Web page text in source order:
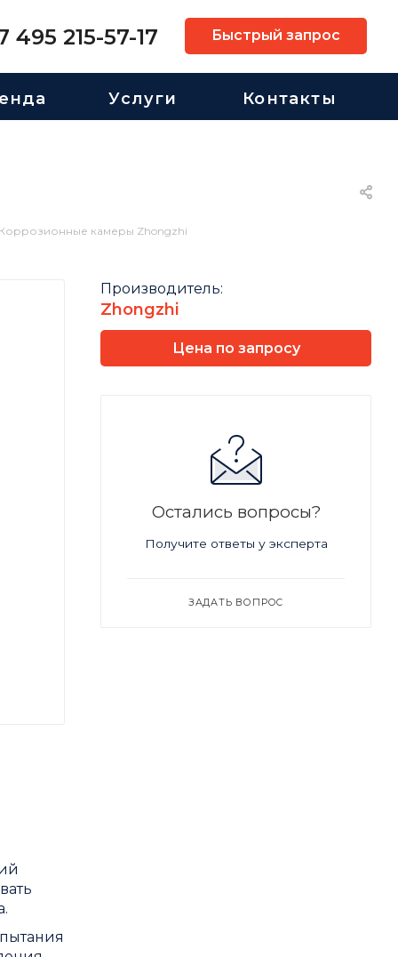
495 215-57-17 Быстрый запрос
Услуги Контакты
Коррозионные камеры Zhongzhi
Производитель:
Zhongzhi
Цена по запросу
Остались вопросы?
Получите ответы у эксперта
ЗАДАТЬ ВОПРОС